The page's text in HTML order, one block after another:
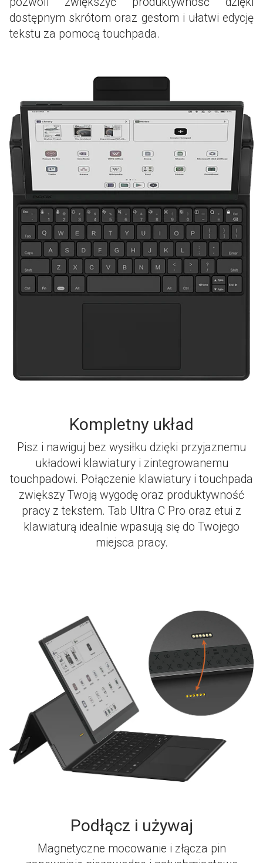
dostępnym skrótom oraz gestom i ułatwi edycję
tekstu za pomocą touchpada.
Kompletny układ
Pisz i nawiguj bez wysiłku dzięki przyjaznemu
układowi klawiatury i zintegrowanemu
touchpadowi. Połączenie klawiatury i touchpada
zwiększy Twoją wygodę oraz produktywność
pracy z tekstem. Tab Ultra C Pro oraz etui z
klawiaturą idealnie wpasują się do Twojego
miejsca pracy.
Podłącz i używaj
Magnetyczne mocowanie i złącza pin